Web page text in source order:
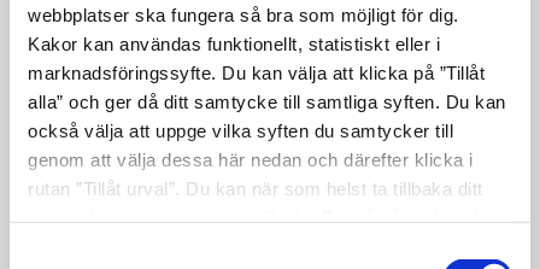
webbplatser ska fungera så bra som möjligt för dig.
Kakor kan användas funktionellt, statistiskt eller i
marknadsföringssyfte. Du kan välja att klicka på ”Tillåt
alla” och ger då ditt samtycke till samtliga syften. Du kan
också välja att uppge vilka syften du samtycker till
genom att välja dessa här nedan och därefter klicka i
rutan ”Tillåt urval”. Du kan när som helst ta tillbaka ditt
att Södertälje var det som lät allra mest
spännande. Massor av pågående projekt och
en gedigen utbyggnadsstrategi för
bostäder som behöver genomföras. Med
andra ord massor av utmaningar!
Ser du fram emot något särskilt i ditt nya
jobb?